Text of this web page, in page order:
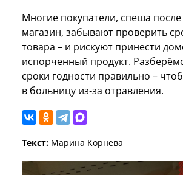
Многие покупатели, спеша
магазин, забывают проверить
товара – и рискуют принести
испорченный продукт.
сроки годности правильно –
в больницу из‑за отравления.
Текст: Марина Корнева